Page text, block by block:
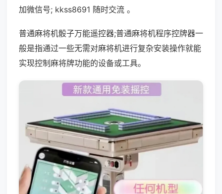
加微信号; kkss8691 随时交流 。
普通麻将机骰子万能遥控器;普通麻将机程序控牌器一
般是指通过一些无需对麻将机进行复杂安装操作就能
实现控制麻将牌功能的设备或工具。